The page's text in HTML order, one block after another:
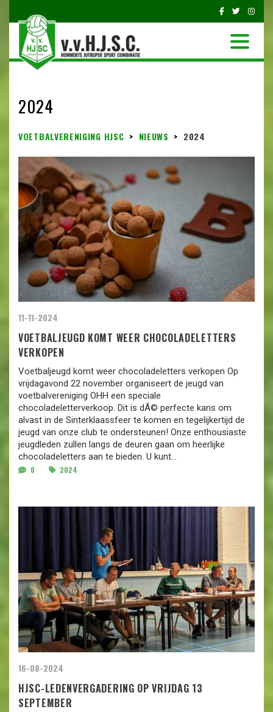
2024
VOETBALVERENIGING HJSC > NIEUWS > 2024
11-11-2024
VOETBALJEUGD KOMT WEER CHOCOLADELETTERS
VERKOPEN
Voetbaljeugd komt weer chocoladeletters verkopen Op
vrijdagavond 22 november organiseert de jeugd van
voetbalvereniging OHH een speciale
chocoladeletterverkoop. Dit is dÃ© perfecte kans om
alvast in de Sinterklaassfeer te komen en tegelijkertijd de
jeugd van onze club te ondersteunen! Onze enthousiaste
jeugdleden zullen langs de deuren gaan om heerlijke
chocoladeletters aan te bieden. U kunt...
0 2024
16-08-2024
HJSC-LEDENVERGADERING OP VRIJDAG 13
SEPTEMBER